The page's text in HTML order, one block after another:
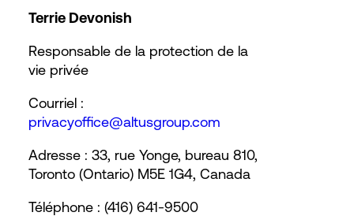
Terrie Devonish
Responsable de la protection de la
vie privée
Courriel :
privacyoffice@altusgroup.com
Adresse : 33, rue Yonge, bureau 810,
Toronto (Ontario) M5E 1G4, Canada
Téléphone : (416) 641-9500